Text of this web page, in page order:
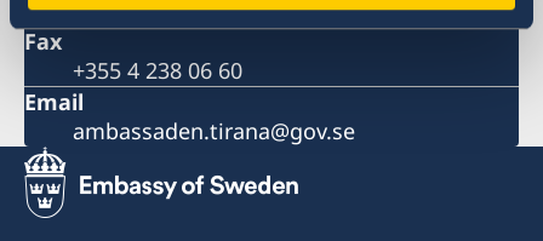
+355 4 238 06 50
Fax
+355 4 238 06 60
Email
ambassaden.tirana@gov.se